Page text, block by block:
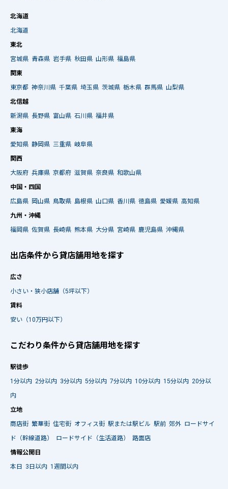
北海道
北海道
東北
宮城県 青森県 岩手県 秋田県 山形県 福島県
関東
東京都 神奈川県 千葉県 埼玉県 茨城県 栃木県 群馬県 山梨県
北信越
新潟県 長野県 富山県 石川県 福井県
東海
愛知県 静岡県 三重県 岐阜県
関西
大阪府 兵庫県 京都府 滋賀県 奈良県 和歌山県
中国・四国
広島県 岡山県 鳥取県 島根県 山口県 香川県 徳島県 愛媛県 高知県
九州・沖縄
福岡県 佐賀県 長崎県 熊本県 大分県 宮崎県 鹿児島県 沖縄県
出店条件から貸店舗用地を探す
広さ
小さい・狭小店舗（5坪以下）
賃料
安い（10万円以下）
こだわり条件から貸店舗用地を探す
駅徒歩
1分以内 2分以内 3分以内 5分以内 7分以内 10分以内 15分以内 20分以
内
立地
商店街 繁華街 住宅街 オフィス街 駅または駅ビル 駅前 郊外 ロードサイ
ド（幹線道路）
ロードサイド（生活道路）
路面店
情報公開日
本日
3日以内 1週間以内